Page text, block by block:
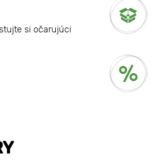
si očarujúci